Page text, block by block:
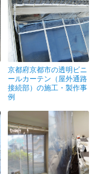
京都府京都市の透明ビニ
ールカーテン（屋外通路
接続部）の施工・製作事
例